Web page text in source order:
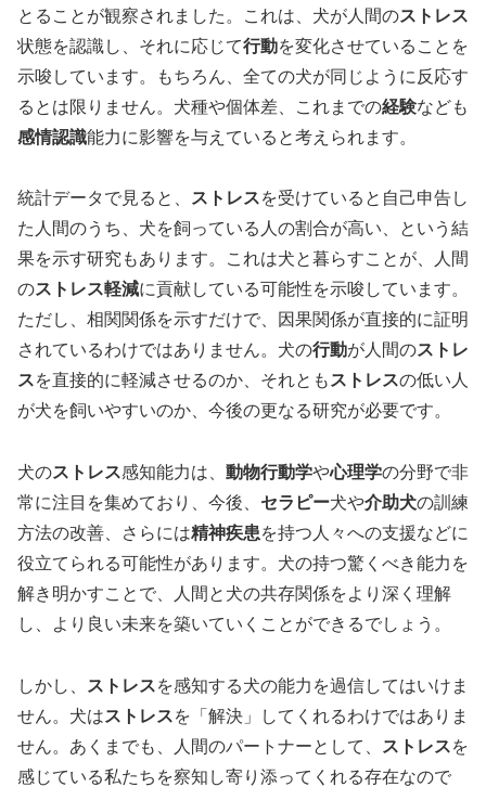
とることが観察されました。これは、犬が人間のストレス
状態を認識し、それに応じて行動を変化させていることを
示唆しています。もちろん、全ての犬が同じように反応す
るとは限りません。犬種や個体差、これまでの経験なども
感情認識能力に影響を与えていると考えられます。
統計データで見ると、 ストレスを受けていると自己申告し
た人間のうち、犬を飼っている人の割合が高い、という結
果を示す研究もあります。これは犬と暮らすことが、人間
のストレス軽減に貢献している可能性を示唆しています。
ただし、相関関係を示すだけで、因果関係が直接的に証明
されているわけではありません。犬の行動が人間のストレ
スを直接的に軽減させるのか、それともストレスの低い人
が犬を飼いやすいのか、今後の更なる研究が必要です。
犬のストレス感知能力は、 動物行動学や心理学の分野で非
常に注目を集めており、今後、 セラピー犬や介助犬の訓練
方法の改善、さらには精神疾患を持つ人々への支援などに
役立てられる可能性があります。犬の持つ驚くべき能力を
解き明かすことで、人間と犬の共存関係をより深く理解
し、より良い未来を築いていくことができるでしょう。
しかし、 ストレスを感知する犬の能力を過信してはいけま
せん。犬はストレスを「解決」してくれるわけではありま
せん。あくまでも、人間のパートナーとして、
ストレスを
感じている私たちを察知し寄り添ってくれる存在なので